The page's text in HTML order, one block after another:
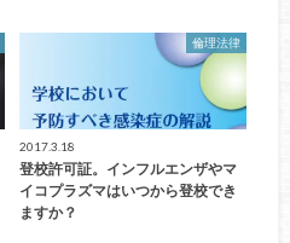
倫理法律
2017.3.18
登校許可証。インフルエンザやマ
イコプラズマはいつから登校でき
ますか？